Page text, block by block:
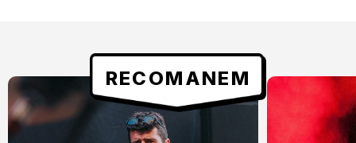
RECOMANEM